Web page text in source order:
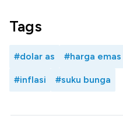
Tags
#dolar as #harga emas
#inflasi #suku bunga